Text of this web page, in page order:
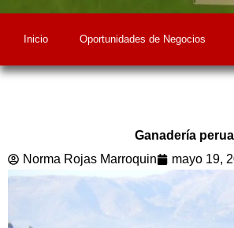
Inicio Oportunidades de Negocios
Ganadería
Norma Rojas Marroquin
mayo 19,